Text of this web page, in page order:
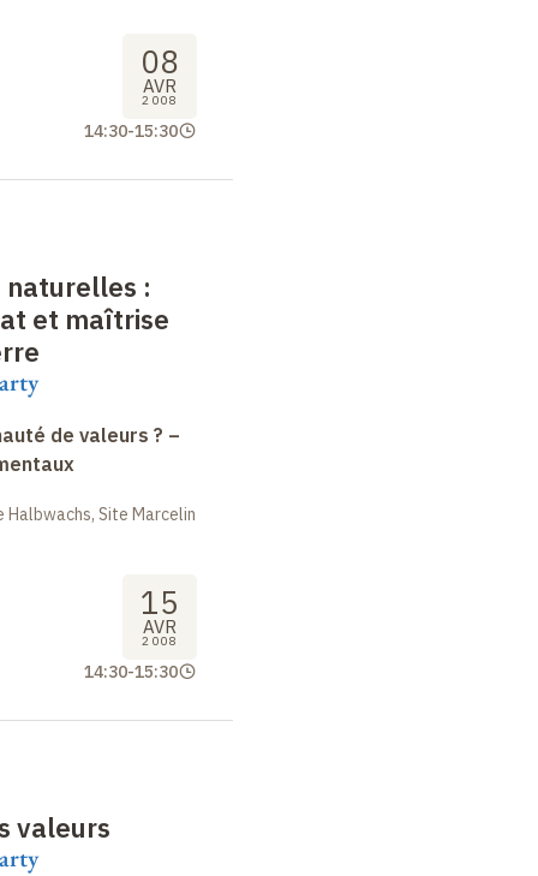
08
AVR
2008
14:30-15:30
naturelles :
et maîtrise
de valeurs ? –
Site Marcelin
15
AVR
2008
14:30-15:30
valeurs